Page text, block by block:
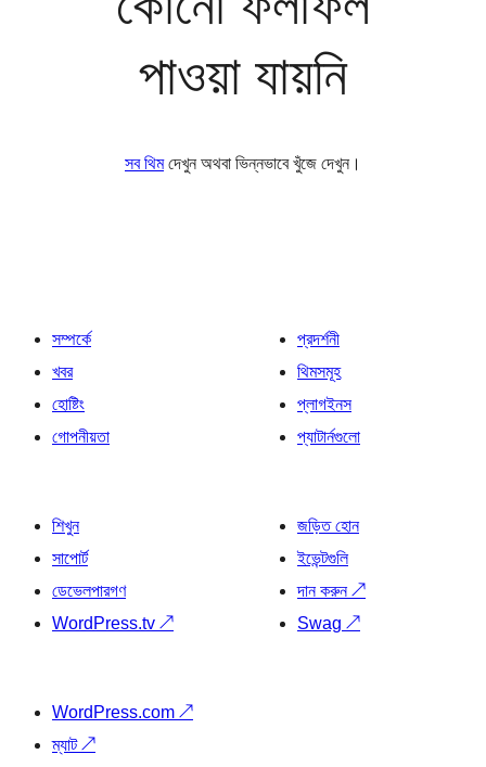
পাওয়া যায়নি
সব থিমদেখুন অথবা ভিন্নভাবে খুঁজে দেখুন।
সম্পর্কে
খবর
হোষ্টিং
গোপনীয়তা
প্রদর্শনী
থিমসমূহ
প্লাগইনস
প্যাটার্নগুলো
শিখুন
সাপোর্ট
ডেভেলপারগণ
WordPress.tv ↗
জড়িত হোন
ইভেন্টগুলি
দান করুন↗
Swag ↗
WordPress.com ↗
ম্যাট↗